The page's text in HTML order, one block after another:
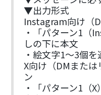
▼出力形式
Instagram向け（
・「パターン1（
しの下に本文
・絵文字1〜3個
X向け（DMまた
ン
・「パターン1（